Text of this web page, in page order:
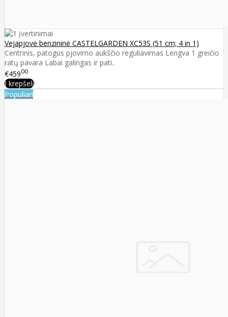
Vejapjovė benzininė CASTELGARDEN XC53S (51 cm; 4 in 1)
Centrinis, patogus pjovimo aukščio reguliavimas Lengva 1 greičio
ratų pavara Labai galingas ir pati..
€45900
Į krepšelį
Populiari